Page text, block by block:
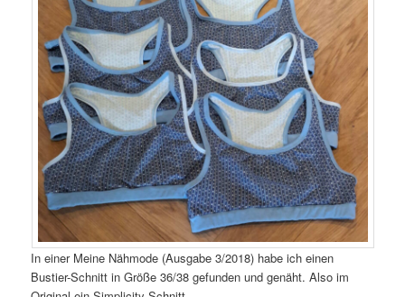
In einer Meine Nähmode (Ausgabe 3/2018) habe ich einen
Bustier-Schnitt in Größe 36/38 gefunden und genäht. Also im